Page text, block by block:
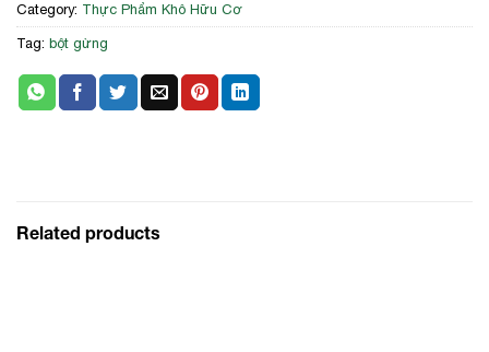
Category: Thực Phẩm Khô Hữu Cơ
Tag: bột gừng
Related products